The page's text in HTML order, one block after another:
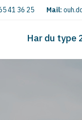
41 36 25 Mail:
Har du type